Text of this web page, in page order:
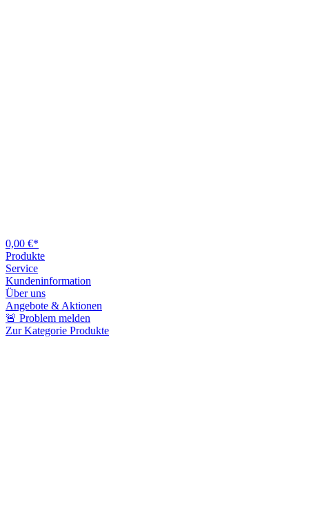
0,00 €*
Produkte
Service
Kundeninformation
Über uns
Angebote & Aktionen
🚨 Problem melden
Zur Kategorie Produkte